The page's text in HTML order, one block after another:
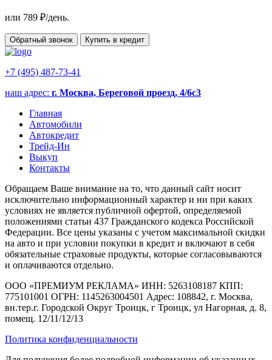
или 789 ₽/день.
Обратный звонок Купить в кредит
+7 (495) 487-73-41
наш адрес: г. Москва, Береговой проезд, 4/6с3
Главная
Автомобили
Автокредит
Трейд-Ин
Выкуп
Контакты
Обращаем Ваше внимание на то, что данный сайт носит
исключительно информационный характер и ни при каких
условиях не является публичной офертой, определяемой
положениями статьи 437 Гражданского кодекса Российской
Федерации. Все цены указаны с учетом максимальной скидки
на авто и при условии покупки в кредит и включают в себя
обязательные страховые продукты, которые согласовываются
и оплачиваются отдельно.
ООО «ПРЕМИУМ РЕКЛАМА» ИНН: 5263108187 КПП:
775101001 ОГРН: 1145263004501 Адрес: 108842, г. Москва,
вн.тер.г. Городской Округ Троицк, г Троицк, ул Нагорная, д. 8,
помещ. 12/11/12/13
Политика конфиденциальности